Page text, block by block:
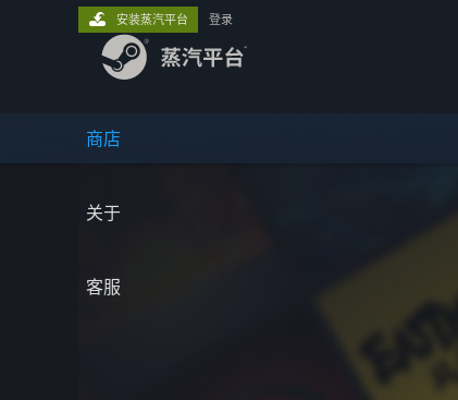
商店
关于
客服
安装蒸汽平台 登录